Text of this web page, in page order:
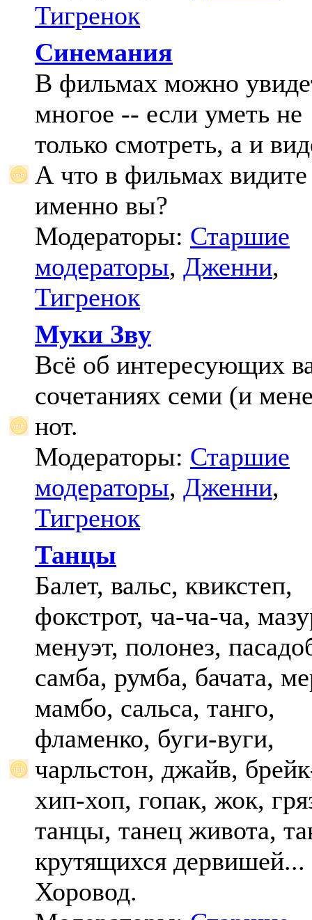
Тигренок
Синемания
В фильмах можно
многое -- если уметь не
только смотреть, а и
А что в фильмах видите
именно вы?
Модераторы: Старшие
модераторы, Дженни,
Тигренок
Муки Зву
Всё об интересующих
сочетаниях семи (и
нот.
Модераторы: Старшие
модераторы, Дженни,
Тигренок
Танцы
Балет, вальс, квикстеп,
фокстрот, ча-ча-ча,
менуэт, полонез,
самба, румба, бачата,
мамбо, сальса, танго,
фламенко, буги-вуги,
чарльстон, джайв,
хип-хоп, гопак, жок,
танцы, танец живота,
крутящихся дервишей...
Хоровод.